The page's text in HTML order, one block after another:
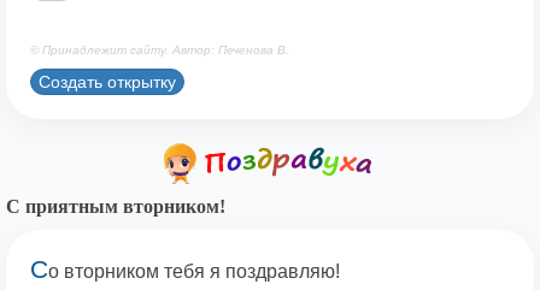
© Принадлежит сайту. Автор: Печенова В.
Создать открытку
С приятным вторником!
Со вторником тебя я поздравляю!